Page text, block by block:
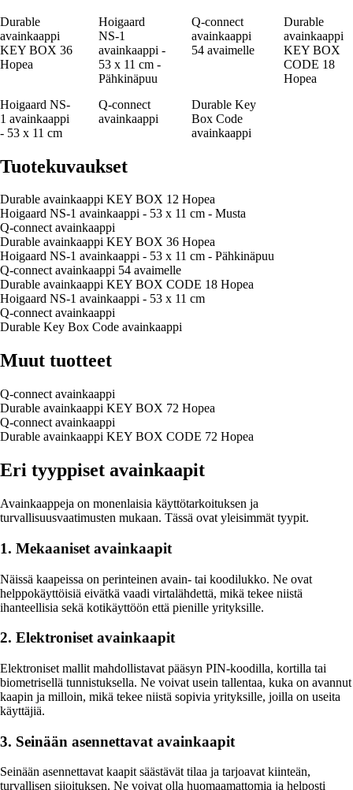
Durable
avainkaappi
KEY BOX 36
Hopea
Hoigaard
NS-1
avainkaappi -
53 x 11 cm -
Pähkinäpuu
Q-connect
avainkaappi
54 avaimelle
Durable
avainkaappi
KEY BOX
CODE 18
Hopea
Hoigaard NS-
1 avainkaappi
- 53 x 11 cm
Q-connect
avainkaappi
Durable Key
Box Code
avainkaappi
Tuotekuvaukset
Durable avainkaappi KEY BOX 12 Hopea
Hoigaard NS-1 avainkaappi - 53 x 11 cm - Musta
Q-connect avainkaappi
Durable avainkaappi KEY BOX 36 Hopea
Hoigaard NS-1 avainkaappi - 53 x 11 cm - Pähkinäpuu
Q-connect avainkaappi 54 avaimelle
Durable avainkaappi KEY BOX CODE 18 Hopea
Hoigaard NS-1 avainkaappi - 53 x 11 cm
Q-connect avainkaappi
Durable Key Box Code avainkaappi
Muut tuotteet
Q-connect avainkaappi
Durable avainkaappi KEY BOX 72 Hopea
Q-connect avainkaappi
Durable avainkaappi KEY BOX CODE 72 Hopea
Eri tyyppiset avainkaapit
Avainkaappeja on monenlaisia käyttötarkoituksen ja
turvallisuusvaatimusten mukaan. Tässä ovat yleisimmät tyypit.
1. Mekaaniset avainkaapit
Näissä kaapeissa on perinteinen avain- tai koodilukko. Ne ovat
helppokäyttöisiä eivätkä vaadi virtalähdettä, mikä tekee niistä
ihanteellisia sekä kotikäyttöön että pienille yrityksille.
2. Elektroniset avainkaapit
Elektroniset mallit mahdollistavat pääsyn PIN-koodilla, kortilla tai
biometrisellä tunnistuksella. Ne voivat usein tallentaa, kuka on avannut
kaapin ja milloin, mikä tekee niistä sopivia yrityksille, joilla on useita
käyttäjiä.
3. Seinään asennettavat avainkaapit
Seinään asennettavat kaapit säästävät tilaa ja tarjoavat kiinteän,
turvallisen sijoituksen. Ne voivat olla huomaamattomia ja helposti